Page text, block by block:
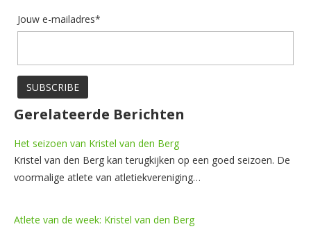
Jouw e-mailadres*
Gerelateerde Berichten
Het seizoen van Kristel van den Berg
Kristel van den Berg kan terugkijken op een goed seizoen. De
voormalige atlete van atletiekvereniging…
Atlete van de week: Kristel van den Berg